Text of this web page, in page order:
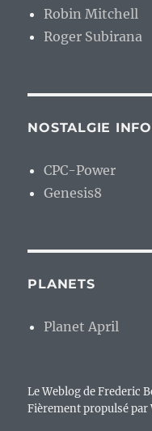
Robin Mitchell
Roger Subirana
NOSTALGIE
CPC-Power
Genesis8
PLANETS
Planet April
Le Weblog de Frederic
Fièrement propulsé par